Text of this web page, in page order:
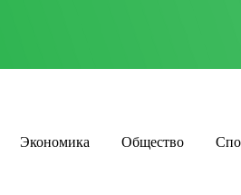
Экономика Общество